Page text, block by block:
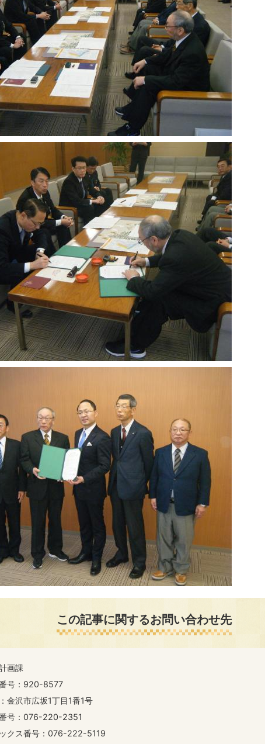
この記事に関するお問い合わせ先
画課
号：920-8577
金沢市広坂1丁目1番1号
号：076-220-2351
クス番号：076-222-5119